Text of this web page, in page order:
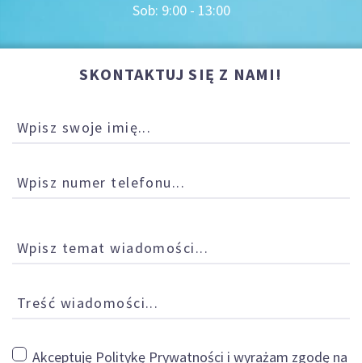
Sob: 9:00 - 13:00
SKONTAKTUJ SIĘ Z NAMI!
Wpisz swoje imię...
Wpisz numer telefonu...
Wpisz temat wiadomości...
Treść wiadomości...
Akceptuję Politykę Prywatności i wyrażam zgodę na